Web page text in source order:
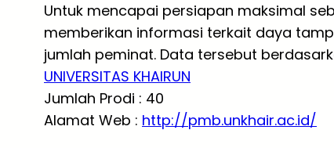
Untuk mencapai persiapan maksimal
memberikan informasi terkait daya
jumlah peminat. Data tersebut
UNIVERSITAS KHAIRUN
Jumlah Prodi : 40
Alamat Web : http://pmb.unkhair.ac.id/